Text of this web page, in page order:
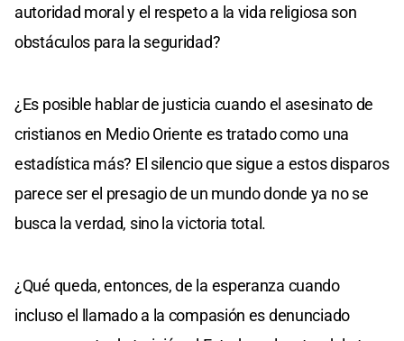
autoridad moral y el respeto a la vida religiosa son
obstáculos para la seguridad?
¿Es posible hablar de justicia cuando el asesinato de
cristianos en Medio Oriente es tratado como una
estadística más? El silencio que sigue a estos disparos
parece ser el presagio de un mundo donde ya no se
busca la verdad, sino la victoria total.
¿Qué queda, entonces, de la esperanza cuando
incluso el llamado a la compasión es denunciado